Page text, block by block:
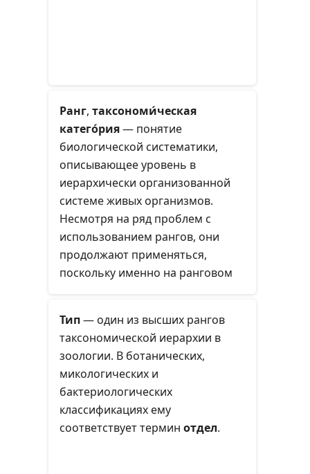
Ранг, таксономи́ческая
катего́рия— понятие
биологической систематики,
описывающее уровень в
иерархически организованной
системе живых организмов.
Несмотря на ряд проблем с
использованием рангов, они
продолжают применяться,
поскольку именно на ранговом
(таксонов) живых организмов,
зафиксированные в
номенклатурных кодексах.
Тип— один из высших рангов
таксономической иерархии в
зоологии. В ботанических,
микологических и
бактериологических
классификациях ему
соответствует термин отдел.